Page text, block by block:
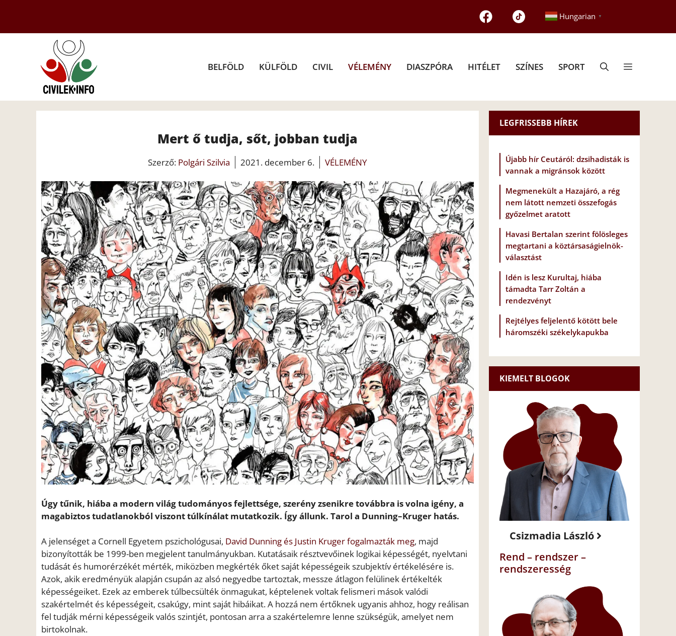
tartalomba
Hungarian ▼
BELFÖLD KÜLFÖLD CIVIL VÉLEMÉNY DIASZPÓRA HITÉLET SZÍNES SPORT
Mert ő tudja, sőt, jobban tudja
Szerző: Polgári Szilvia 2021. december 6. VÉLEMÉNY
Úgy tűnik, hiába a modern világ tudományos fejlettsége, szerény zsenikre továbbra is volna igény, a
magabiztos tudatlanokból viszont túlkínálat mutatkozik. Így állunk. Tarol a Dunning–Kruger hatás.
A jelenséget a Cornell Egyetem pszichológusai, David Dunning és Justin Kruger fogalmazták meg, majd
bizonyították be 1999-ben megjelent tanulmányukban. Kutatásaik résztvevőinek logikai képességét, nyelvtani
tudását és humorérzékét mérték, miközben megkérték őket saját képességeik szubjektív értékelésére is.
Azok, akik eredményük alapján csupán az alsó negyedbe tartoztak, messze átlagon felülinek értékelték
képességeiket. Ezek az emberek túlbecsülték önmagukat, képtelenek voltak felismeri mások valódi
szakértelmét és képességeit, csakúgy, mint saját hibáikat. A hozzá nem értőknek ugyanis ahhoz, hogy reálisan
fel tudják mérni képességeik valós szintjét, pontosan arra a szakértelemre lenne szükségük, amelyet nem
birtokolnak.
LEGFRISSEBB HÍREK
Újabb hír Ceutáról: dzsihadisták is
vannak a migránsok között
Megmenekült a Hazajáró, a rég
nem látott nemzeti összefogás
győzelmet aratott
Havasi Bertalan szerint fölösleges
megtartani a köztársaságielnök-
választást
Idén is lesz Kurultaj, hiába
támadta Tarr Zoltán a
rendezvényt
Rejtélyes feljelentő kötött bele
háromszéki székelykapukba
KIEMELT BLOGOK
Csizmadia László
Rend – rendszer –
rendszeresség